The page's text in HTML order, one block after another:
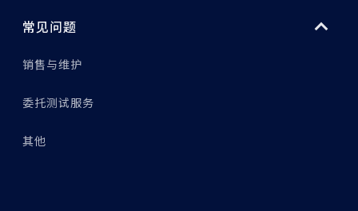
常见问题
销售与维护
委托测试服务
其他